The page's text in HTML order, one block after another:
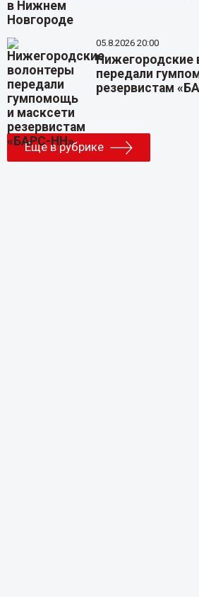
05.8.2026 20:00
Нижегородские
передали
резервистам
Еще в рубрике